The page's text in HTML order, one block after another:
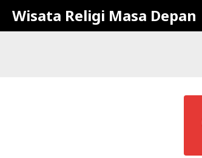
Wisata Religi Masa Depan